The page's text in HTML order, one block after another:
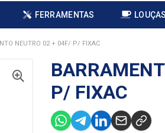
FERRAMENTAS
NEUTRO 02 + 04F/ P/ FIXAC
P/ FIXAC